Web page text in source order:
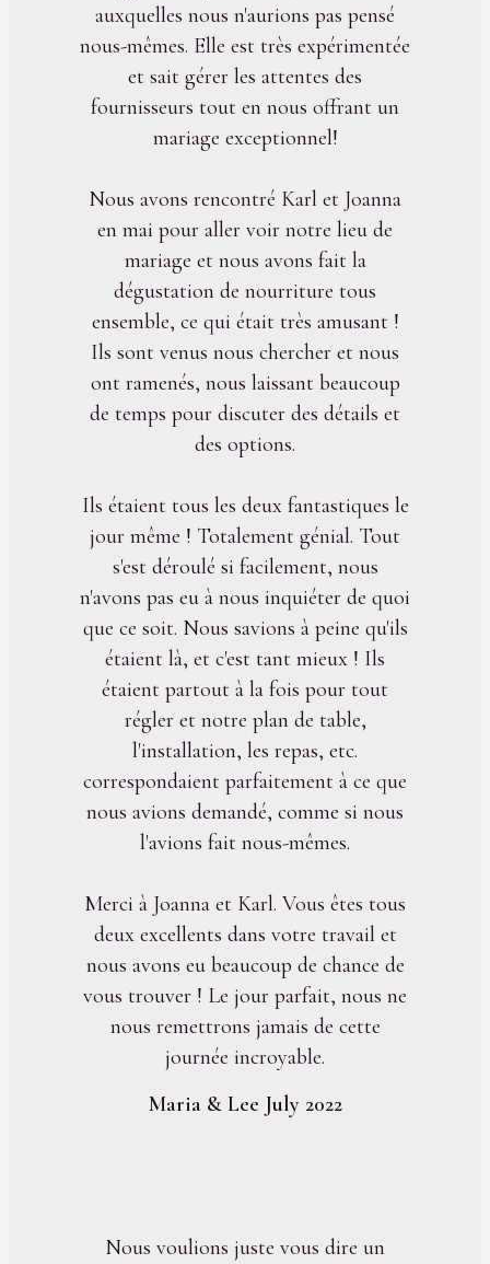
auxquelles nous n'aurions pas pensé
nous-mêmes. Elle est très expérimentée
et sait gérer les attentes des
fournisseurs tout en nous offrant un
mariage exceptionnel!
Nous avons rencontré Karl et Joanna
en mai pour aller voir notre lieu de
mariage et nous avons fait la
dégustation de nourriture tous
ensemble, ce qui était très amusant !
Ils sont venus nous chercher et nous
ont ramenés, nous laissant beaucoup
de temps pour discuter des détails et
des options.
Ils étaient tous les deux fantastiques le
jour même ! Totalement génial. Tout
s'est déroulé si facilement, nous
n'avons pas eu à nous inquiéter de quoi
que ce soit. Nous savions à peine qu'ils
étaient là, et c'est tant mieux ! Ils
étaient partout à la fois pour tout
régler et notre plan de table,
l'installation, les repas, etc.
correspondaient parfaitement à ce que
nous avions demandé, comme si nous
l'avions fait nous-mêmes.
Merci à Joanna et Karl. Vous êtes tous
deux excellents dans votre travail et
nous avons eu beaucoup de chance de
vous trouver ! Le jour parfait, nous ne
nous remettrons jamais de cette
journée incroyable.
Maria & Lee July 2022
Nous voulions juste vous dire un